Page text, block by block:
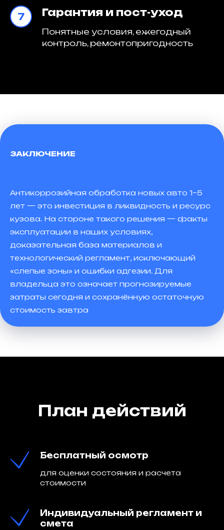
Гарантия и пост-уход
Понятные условия, ежегодный
контроль, ремонтопригодность
ЗАКЛЮЧЕНИЕ
Антикоррозийная обработка новых авто 1–5
лет — это инвестиция в ликвидность и ресурс
кузова. На стороне такого решения — факты
эксплуатации в наших условиях,
доказательная база материалов и
технологический регламент, исключающий
«слепые зоны» и ошибки адгезии. Для
владельца это означает прогнозируемые
затраты сегодня и сохранённую остаточную
стоимость завтра
План действий
Бесплатный осмотр
для оценки состояния и расчета
стоимости
Индивидуальный регламент и
смета